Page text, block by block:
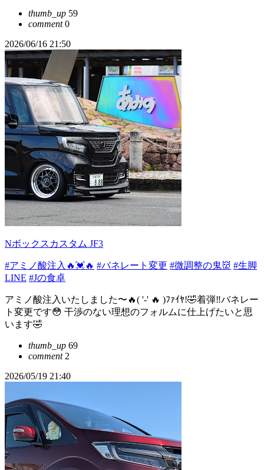
thumb_up 59
comment0
2026/06/16 21:50
Nボックスカスタム JF3
#アミノ酸注入🔥💓🔥 #バネレート変更 #微調整の鬼👹 #生脚
LINE #Jの食卓
アミノ酸注入いたしました〜🔥( '-' 🔥 )ﾌｧｲﾔ!🤣着弾‼️バネレー
ト変更です😳 干渉のない理想のフォルムに仕上げたいと思
います🤣
thumb_up 69
comment2
2026/05/19 21:40